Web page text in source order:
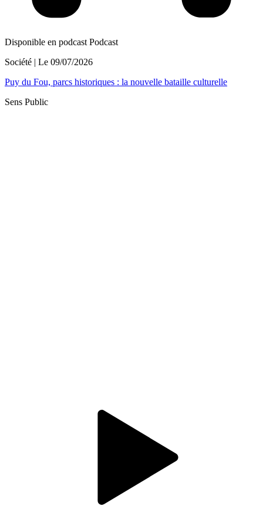
Disponible en podcast Podcast
Société | Le 09/07/2026
Puy du Fou, parcs historiques : la nouvelle bataille culturelle
Sens Public